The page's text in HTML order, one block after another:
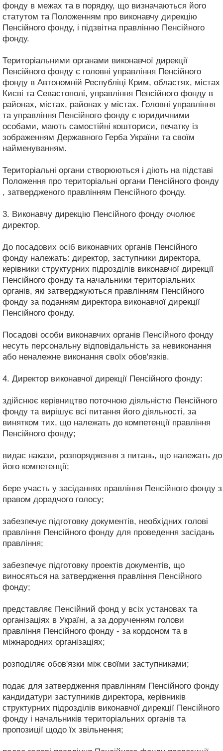
фонду в межах та в порядку, що визначаються його
статутом та Положенням про виконавчу дирекцію
Пенсійного фонду, і підзвітна правлінню Пенсійного
фонду.
Територіальними органами виконавчої дирекції
Пенсійного фонду є головні управління Пенсійного
фонду в Автономній Республіці Крим, областях, містах
Києві та Севастополі, управління Пенсійного фонду в
районах, містах, районах у містах. Головні управління
та управління Пенсійного фонду є юридичними
особами, мають самостійні кошториси, печатку із
зображенням Державного Герба України та своїм
найменуванням.
Територіальні органи створюються і діють на підставі
Положення про територіальні органи Пенсійного фонду
, затвердженого правлінням Пенсійного фонду.
3. Виконавчу дирекцію Пенсійного фонду очолює
директор.
До посадових осіб виконавчих органів Пенсійного
фонду належать: директор, заступники директора,
керівники структурних підрозділів виконавчої дирекції
Пенсійного фонду та начальники територіальних
органів, які затверджуються правлінням Пенсійного
фонду за поданням директора виконавчої дирекції
Пенсійного фонду.
Посадові особи виконавчих органів Пенсійного фонду
несуть персональну відповідальність за невиконання
або неналежне виконання своїх обов'язків.
4. Директор виконавчої дирекції Пенсійного фонду:
здійснює керівництво поточною діяльністю Пенсійного
фонду та вирішує всі питання його діяльності, за
винятком тих, що належать до компетенції правління
Пенсійного фонду;
видає накази, розпорядження з питань, що належать до
його компетенції;
бере участь у засіданнях правління Пенсійного фонду з
правом дорадчого голосу;
забезпечує підготовку документів, необхідних голові
правління Пенсійного фонду для проведення засідань
правління;
забезпечує підготовку проектів документів, що
виносяться на затвердження правління Пенсійного
фонду;
представляє Пенсійний фонд у всіх установах та
організаціях в Україні, а за дорученням голови
правління Пенсійного фонду - за кордоном та в
міжнародних організаціях;
розподіляє обов'язки між своїми заступниками;
подає для затвердження правлінням Пенсійного фонду
кандидатури заступників директора, керівників
структурних підрозділів виконавчої дирекції Пенсійного
фонду і начальників територіальних органів та
пропозиції щодо їх звільнення;